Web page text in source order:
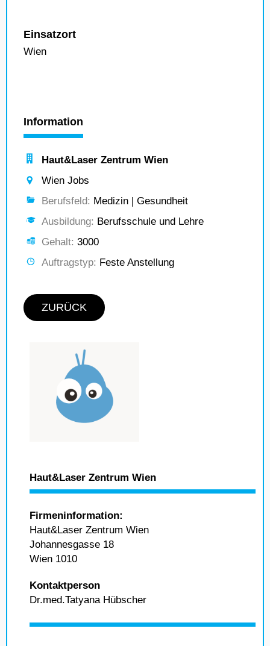
Einsatzort
Wien
Information
Haut&Laser Zentrum Wien
Wien Jobs
Berufsfeld: Medizin | Gesundheit
Ausbildung: Berufsschule und Lehre
Gehalt: 3000
Auftragstyp: Feste Anstellung
ZURÜCK
Haut&Laser Zentrum Wien
Firmeninformation:
Haut&Laser Zentrum Wien
Johannesgasse 18
Wien 1010
Kontaktperson
Dr.med.Tatyana Hübscher